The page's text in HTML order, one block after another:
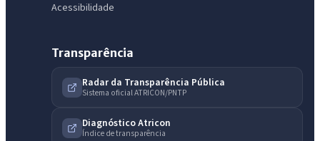
Acessibilidade
Transparência
Radar da Transparência Pública
Sistema oficial ATRICON/PNTP
Diagnóstico Atricon
Índice de transparência
IntGest AI
Assistente do Portal